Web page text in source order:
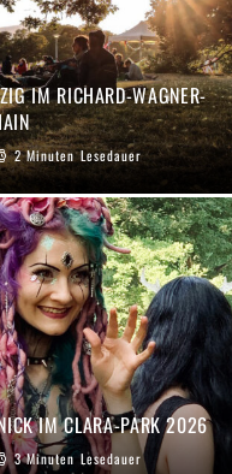
IM RICHARD-WAGNER-
2 Minuten Lesedauer
IM CLARA-PARK 2026
3 Minuten Lesedauer